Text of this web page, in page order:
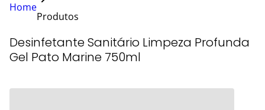
Home
Produtos
Desinfetante Sanitário Limpeza Profunda
Gel Pato Marine 750ml